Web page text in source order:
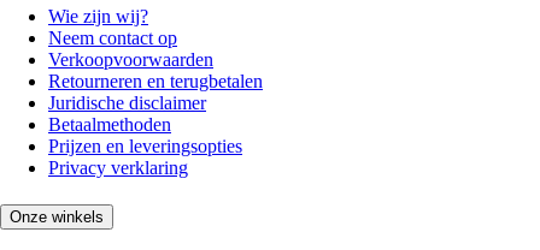
Wie zijn wij?
Neem contact op
Verkoopvoorwaarden
Retourneren en terugbetalen
Juridische disclaimer
Betaalmethoden
Prijzen en leveringsopties
Privacy verklaring
Onze winkels